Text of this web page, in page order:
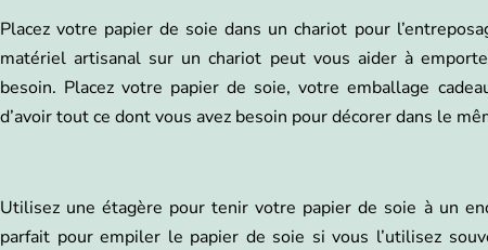
Placez votre papier de soie dans un chariot pour
matériel artisanal sur un chariot peut vous aider à
besoin. Placez votre papier de soie, votre emballage
d’avoir tout ce dont vous avez besoin pour décorer dans le
Utilisez une étagère pour tenir votre papier de soie à un
parfait pour empiler le papier de soie si vous l’utilisez